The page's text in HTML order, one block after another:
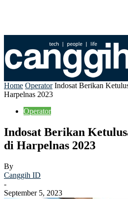
Home Operator Indosat Berikan
Harpelnas 2023
Operator
Indosat Berikan
di Harpelnas 2023
By
Canggih ID
-
September 5, 2023